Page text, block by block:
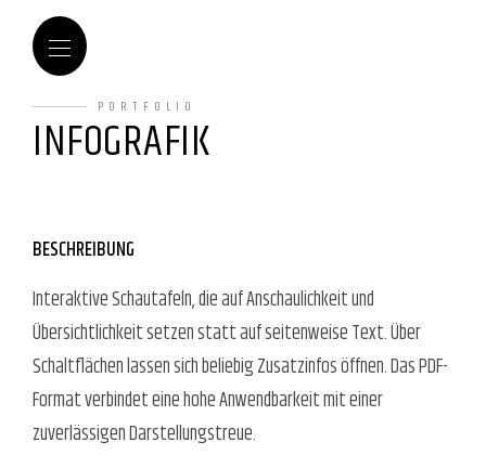
PORTFOLIO
INFOGRAFIK
BESCHREIBUNG
Interaktive Schautafeln, die auf Anschaulichkeit und
Übersichtlichkeit setzen statt auf seitenweise Text. Über
Schaltflächen lassen sich beliebig Zusatzinfos öffnen. Das PDF-
Format verbindet eine hohe Anwendbarkeit mit einer
zuverlässigen Darstellungstreue.